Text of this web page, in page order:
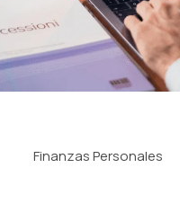
Finanzas Personales